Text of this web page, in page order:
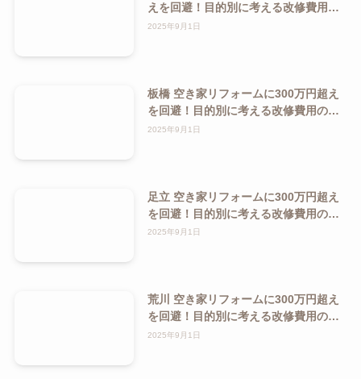
えを回避！目的別に考える改修費用の
抑え方ガイド
2025年9月1日
板橋 空き家リフォームに300万円超え
を回避！目的別に考える改修費用の抑
え方ガイド
2025年9月1日
足立 空き家リフォームに300万円超え
を回避！目的別に考える改修費用の抑
え方ガイド
2025年9月1日
荒川 空き家リフォームに300万円超え
を回避！目的別に考える改修費用の抑
え方ガイド
2025年9月1日